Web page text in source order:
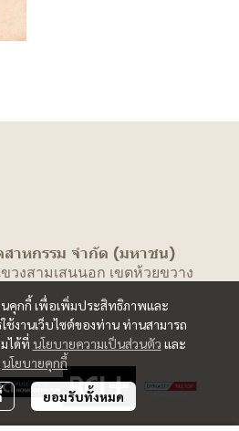
นคุกกี้ เพื่อเพิ่มประสิทธิภาพและ
งานเว็บไซต์ของท่าน ท่านสามารถ
ได้ที่ นโยบายความเป็นส่วนตัว และ
นโยบายคุกกี้
ยอมรับทั้งหมด
าหกรรม จำกัด (มหาชน)
วงสามเสนนอก เขตห้วยขวาง